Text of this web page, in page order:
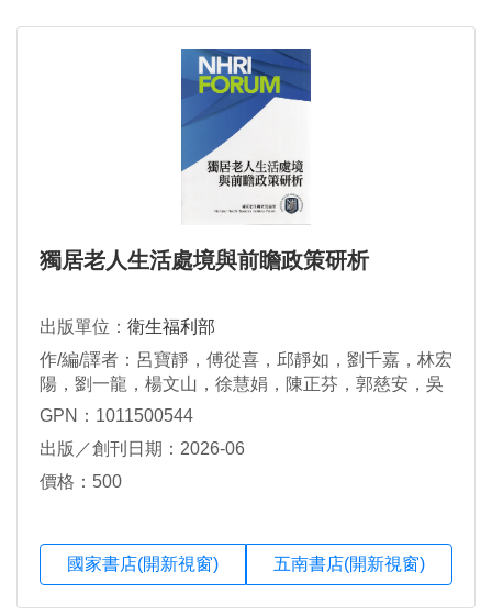
獨居老人生活處境與前瞻政策研析
出版單位： 衛生福利部
作/編/譯者：呂寶靜，傅從喜，邱靜如，劉千嘉，林宏
陽，劉一龍，楊文山，徐慧娟，陳正芬，郭慈安，吳
玉琴，李若綺，游麗裡
GPN：1011500544
出版／創刊日期：2026-06
價格：500
國家書店(開新視窗) 五南書店(開新視窗)